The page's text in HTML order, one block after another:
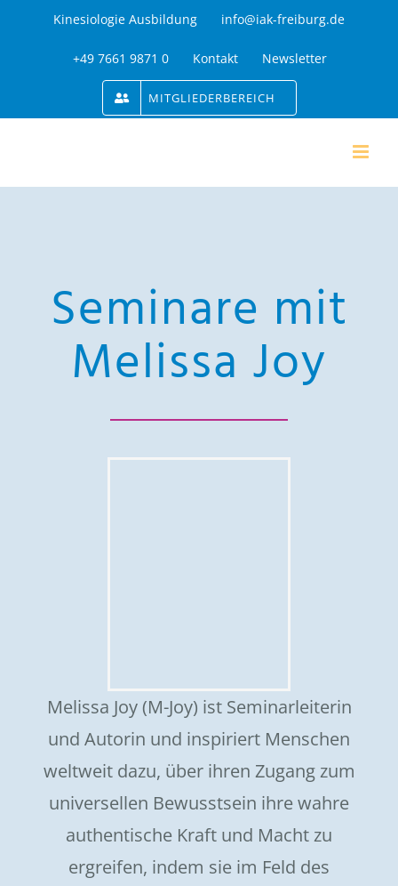
Kinesiologie Ausbildung info@iak-freiburg.de
+49 7661 9871 0 Kontakt Newsletter
MITGLIEDERBEREICH
Seminare mit
Melissa Joy
Melissa Joy (M-Joy) ist Seminarleiterin
und Autorin und inspiriert Menschen
weltweit dazu, über ihren Zugang zum
universellen Bewusstsein ihre wahre
authentische Kraft und Macht zu
ergreifen, indem sie im Feld des